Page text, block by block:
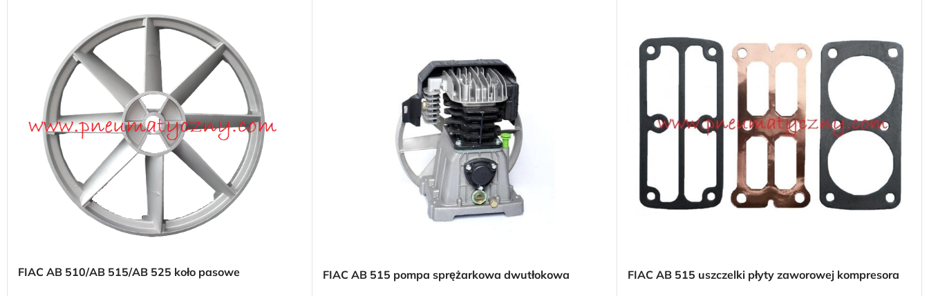
FIAC AB 510/AB 515/AB 525 koło pasowe
FIAC AB 515 pompa sprężarkowa dwutłokowa FIAC AB 515 uszczelki płyty zaworowej kompresora
Darmowa
dostawa
dla wszystkich zamówień złożonych w
sklepie internetowym o wartości
minimum 80,00 zł brutto.